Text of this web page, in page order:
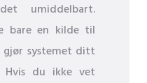
umiddelbart.
bare en kilde til
systemet ditt
Hvis du ikke vet